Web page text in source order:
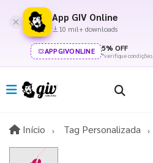
App GIV Online
10 mil+ downloads
APPGIVONLINE 5% OFF
*verifique condições
Início InícioTag Personalizada